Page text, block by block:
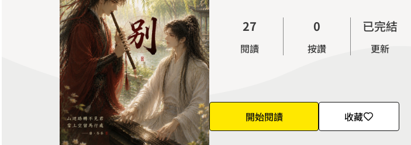
2
3
7
8
7
8
閱讀
0
1
6
按讚
已完結
更新
開始閱讀 收藏